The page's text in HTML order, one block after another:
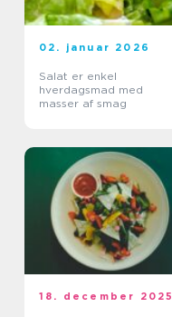
02. januar 2026
Salat er enkel
hverdagsmad med
masser af smag
18. december 2025